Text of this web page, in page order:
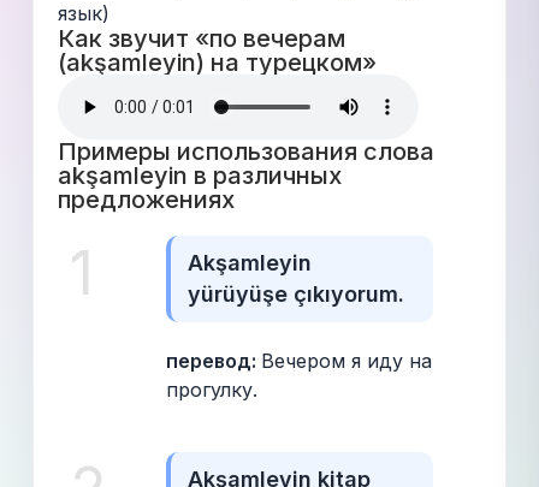
язык)
Как звучит «по вечерам
(akşamleyin) на турецком»
Примеры использования слова
akşamleyin в различных
предложениях
1
Akşamleyin
yürüyüşe çıkıyorum.
перевод: Вечером я иду на
прогулку.
Akşamleyin kitap